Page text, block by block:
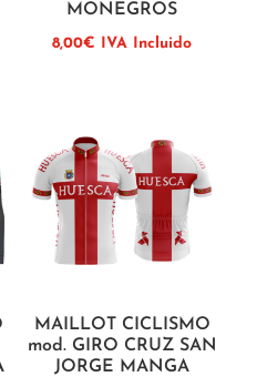
MONEGROS
8,00€ IVA Incluido
MAILLOT CICLISMO
mod. GIRO CRUZ SAN
JORGE MANGA